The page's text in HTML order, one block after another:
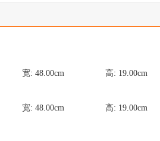
宽: 48.00cm 高: 19.00cm
宽: 48.00cm 高: 19.00cm